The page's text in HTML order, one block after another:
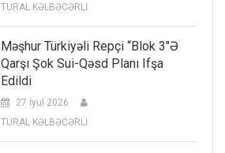
TURAL KƏLBƏCƏRLİ
Məşhur Türkiyəli Repçi “Blok 3″ə
Qarşı Şok Sui-Qəsd Planı Ifşa
Edildi
27 İyul 2026
TURAL KƏLBƏCƏRLİ